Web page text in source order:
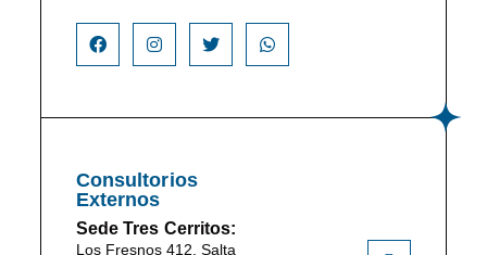
Consultorios
Externos
Sede Tres Cerritos:
Los Fresnos 412, Salta